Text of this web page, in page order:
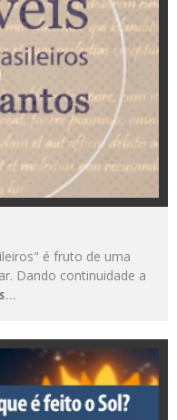
é fruto de uma
Dando continuidade a